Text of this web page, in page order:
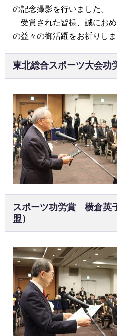
の記念撮影を行いました。
受賞された皆様、誠にお
の益々の御活躍をお祈りしま
東北総合スポーツ大会
スポーツ功労賞 横倉英
盟）